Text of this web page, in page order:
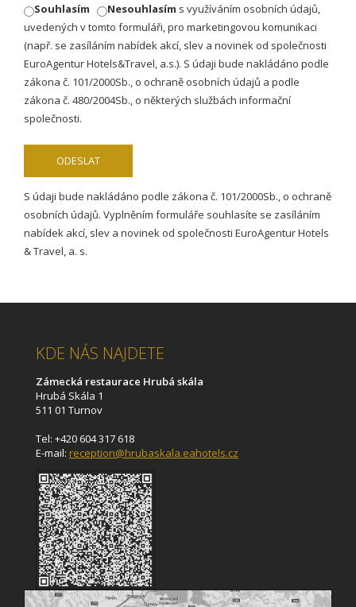
Souhlasím Nesouhlasím s využíváním osobních údajů,
uvedených v tomto formuláři, pro marketingovou komunikaci
(např. se zasíláním nabídek akcí, slev a novinek od společnosti
EuroAgentur Hotels&Travel, a.s.). S údaji bude nakládáno podle
zákona č. 101/2000Sb., o ochraně osobních údajů a podle
zákona č. 480/2004Sb., o některých službách informační
společnosti.
S údaji bude nakládáno podle zákona č. 101/2000Sb., o ochraně
osobních údajů. Vyplněním formuláře souhlasíte se zasíláním
nabídek akcí, slev a novinek od společnosti EuroAgentur Hotels
& Travel, a. s.
KDE NÁS NAJDETE
Zámecká restaurace Hrubá skála
Hrubá Skála 1
511 01 Turnov
Tel: +420 604 317 618
E-mail: reception@hrubaskala.eahotels.cz